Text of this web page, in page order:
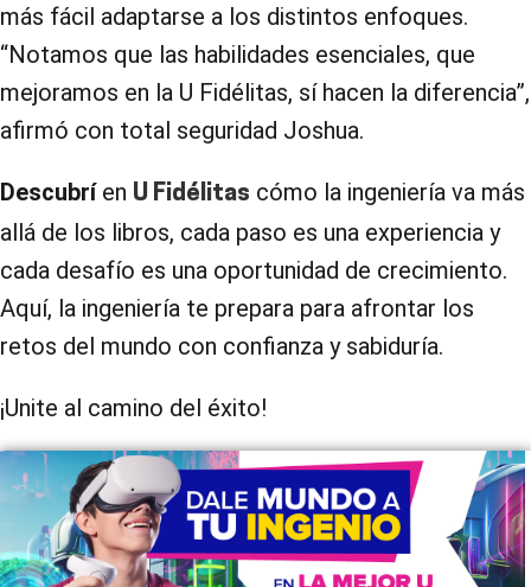
más fácil adaptarse a los distintos enfoques.
“Notamos que las habilidades esenciales, que
mejoramos en la U Fidélitas, sí hacen la diferencia”,
afirmó con total seguridad Joshua.
Descubríen U Fidélitas cómo la ingeniería va más
allá de los libros, cada paso es una experiencia y
cada desafío es una oportunidad de crecimiento.
Aquí, la ingeniería te prepara para afrontar los
retos del mundo con confianza y sabiduría.
¡Unite al camino del éxito!